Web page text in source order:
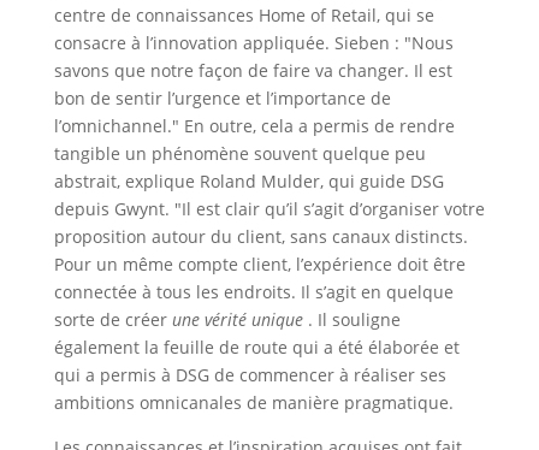
centre de connaissances Home of Retail, qui se
consacre à l’innovation appliquée. Sieben : "Nous
savons que notre façon de faire va changer. Il est
bon de sentir l’urgence et l’importance de
l’omnichannel." En outre, cela a permis de rendre
tangible un phénomène souvent quelque peu
abstrait, explique Roland Mulder, qui guide DSG
depuis Gwynt. "Il est clair qu’il s’agit d’organiser votre
proposition autour du client, sans canaux distincts.
Pour un même compte client, l’expérience doit être
connectée à tous les endroits. Il s’agit en quelque
sorte de créer une vérité unique . Il souligne
également la feuille de route qui a été élaborée et
qui a permis à DSG de commencer à réaliser ses
ambitions omnicanales de manière pragmatique.